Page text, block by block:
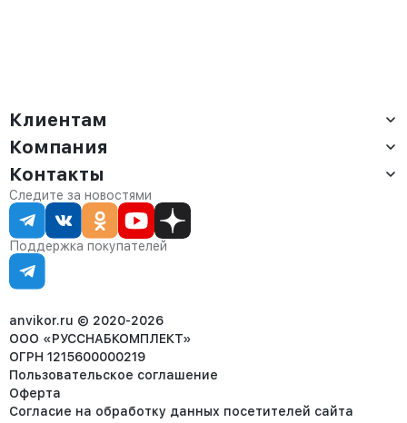
Клиентам
Доставка
Оплата
Сервис
Статус заказа
Статьи
Компания
О компании
Контакты
Партнёрам
Контакты
Отдел продаж:
8 (800) 234-22-62
corp@anvikor.ru
Ежедневно, с 7:00-19:00 (МСК)
Отдел рекламации:
8 (953) 455-25-61
Следите за новостями
Поддержка покупателей
anvikor.ru © 2020-2026
ООО «РУССНАБКОМПЛЕКТ»
ОГРН 1215600000219
Пользовательское соглашение
Оферта
Согласие на обработку данных посетителей сайта